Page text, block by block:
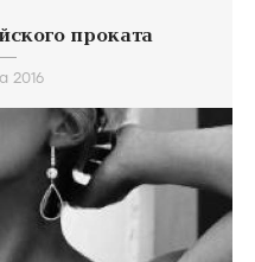
проката
2016